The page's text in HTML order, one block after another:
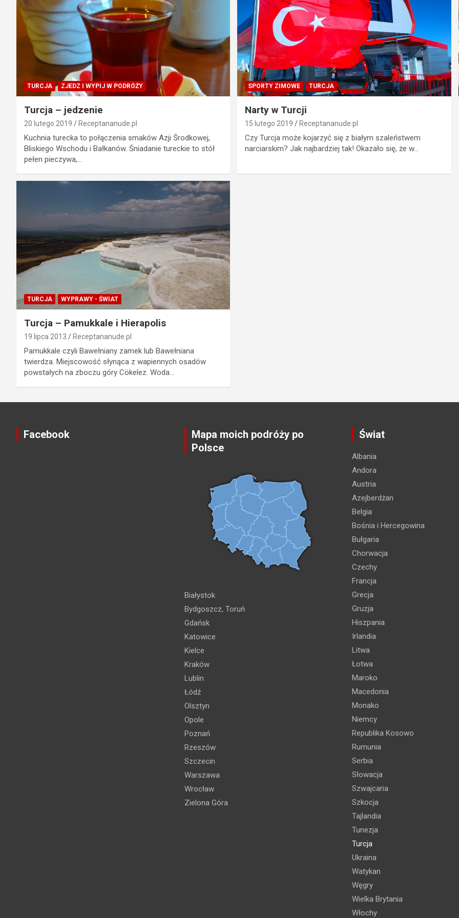
TURCJA ZJEDZ I WYPIJ W PODRÓŻY
Turcja – jedzenie
20 lutego 2019 Receptananude.pl
Kuchnia turecka to połączenia smaków Azji Środkowej,
Bliskiego Wschodu i Bałkanów. Śniadanie tureckie to stół
pełen pieczywa,…
SPORTY ZIMOWE TURCJA
Narty w Turcji
15 lutego 2019 Receptananude.pl
Czy Turcja może kojarzyć się z białym szaleństwem
narciarskim? Jak najbardziej tak! Okazało się, że w…
TURCJA WYPRAWY - ŚWIAT
Turcja – Pamukkale i Hierapolis
19 lipca 2013 Receptananude.pl
Pamukkale czyli Bawełniany zamek lub Bawełniana
twierdza. Miejscowość słynąca z wapiennych osadów
powstałych na zboczu góry Cökelez. Woda…
Facebook
Mapa moich podróży po
Polsce
Białystok
Bydgoszcz, Toruń
Gdańsk
Katowice
Kielce
Kraków
Lublin
Łódź
Olsztyn
Opole
Poznań
Rzeszów
Szczecin
Warszawa
Wrocław
Zielona Góra
Świat
Albania
Andora
Austria
Azejberdżan
Belgia
Bośnia i Hercegowina
Bułgaria
Chorwacja
Czechy
Francja
Grecja
Gruzja
Hiszpania
Irlandia
Litwa
Łotwa
Maroko
Macedonia
Monako
Niemcy
Republika Kosowo
Rumunia
Serbia
Słowacja
Szwajcaria
Szkocja
Tajlandia
Tunezja
Turcja
Ukraina
Watykan
Węgry
Wielka Brytania
Włochy